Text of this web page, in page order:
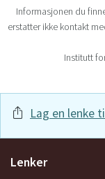
Informasjonen du
erstatter ikke kontakt
Institutt
Lag en lenke
Lenker